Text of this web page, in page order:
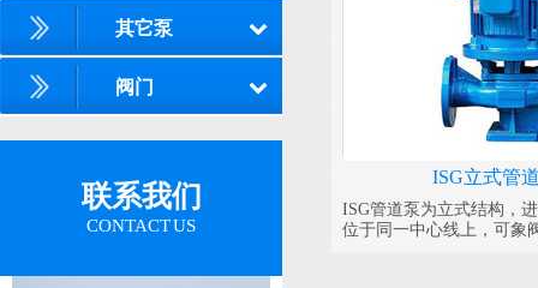
其它泵
阀门
联系我们
CONTACT US
ISG立式管
ISG管道泵为立式结构，
位于同一中心线上，可象